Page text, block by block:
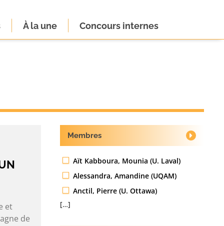
À la une Concours internes
et
de
Membres
Aït Kabboura, Mounia (U. Laval)
Alessandra, Amandine (UQAM)
Anctil, Pierre (U. Ottawa)
[…]